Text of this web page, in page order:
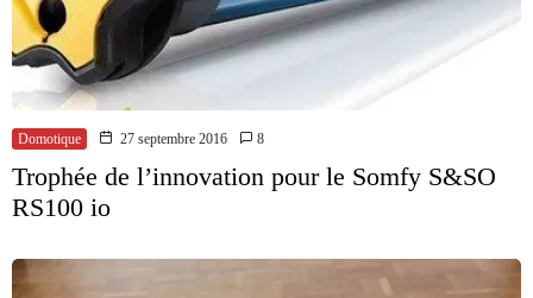
Domotique 27 septembre 2016 8
Trophée de l’innovation pour le Somfy S&SO
RS100 io